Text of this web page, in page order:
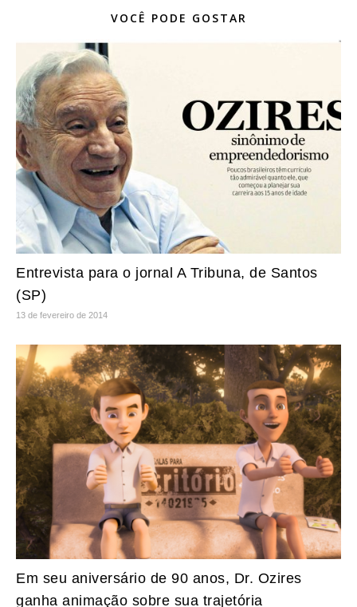
VOCÊ PODE GOSTAR
Entrevista para o jornal A Tribuna, de Santos
(SP)
13 de fevereiro de 2014
Em seu aniversário de 90 anos, Dr. Ozires
ganha animação sobre sua trajetória